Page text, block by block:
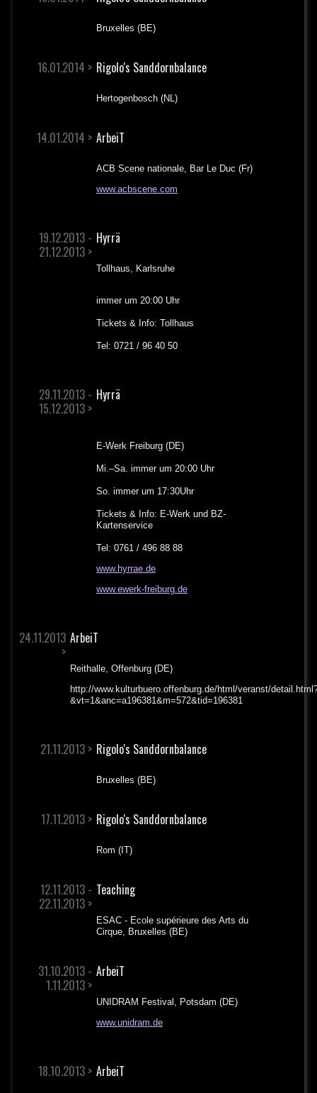
Bruxelles (BE)
16.01.2014 > Rigolo's Sanddornbalance
Hertogenbosch (NL)
14.01.2014 > ArbeiT
ACB Scene nationale, Bar Le Duc (Fr)
www.acbscene.com
19.12.2013 -
21.12.2013 >
Hyrrä
Tollhaus, Karlsruhe
immer um 20:00 Uhr
Tickets & Info: Tollhaus
Tel: 0721 / 96 40 50
29.11.2013 -
15.12.2013 >
Hyrrä
E-Werk Freiburg (DE)
Mi.–Sa. immer um 20:00 Uhr
So. immer um 17:30Uhr
Tickets & Info: E-Werk und BZ-
Kartenservice
Tel: 0761 / 496 88 88
www.hyrrae.de
www.ewerk-freiburg.de
24.11.2013
>
ArbeiT
Reithalle, Offenburg (DE)
http://www.kulturbuero.offenburg.de/html/veranst/
&vt=1&anc=a196381&m=572&tid=196381
21.11.2013 > Rigolo's Sanddornbalance
Bruxelles (BE)
17.11.2013 > Rigolo's Sanddornbalance
Rom (IT)
12.11.2013 -
22.11.2013 >
Teaching
ESAC - Ecole supérieure des Arts du
Cirque, Bruxelles (BE)
31.10.2013 -
1.11.2013 >
ArbeiT
UNIDRAM Festival, Potsdam (DE)
www.unidram.de
18.10.2013 > ArbeiT